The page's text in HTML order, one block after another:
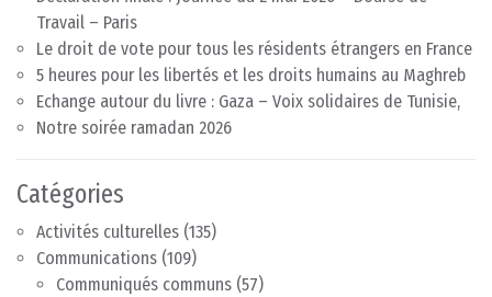
Travail – Paris
Le droit de vote pour tous les résidents étrangers en France
5 heures pour les libertés et les droits humains au Maghreb
Echange autour du livre : Gaza – Voix solidaires de Tunisie,
Notre soirée ramadan 2026
Catégories
Activités culturelles (135)
Communications (109)
Communiqués communs (57)